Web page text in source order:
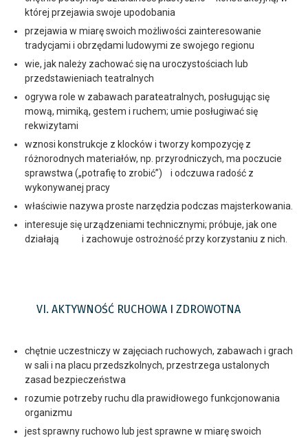
której przejawia swoje upodobania
przejawia w miarę swoich możliwości zainteresowanie
tradycjami i obrzędami ludowymi ze swojego regionu
wie, jak należy zachować się na uroczystościach lub
przedstawieniach teatralnych
ogrywa role w zabawach parateatralnych, posługując się
mową, mimiką, gestem i ruchem; umie posługiwać się
rekwizytami
wznosi konstrukcje z klocków i tworzy kompozycję z
różnorodnych materiałów, np. przyrodniczych, ma poczucie
sprawstwa („potrafię to zrobić”) i odczuwa radość z
wykonywanej pracy
właściwie nazywa proste narzędzia podczas majsterkowania.
interesuje się urządzeniami technicznymi; próbuje, jak one
działają i zachowuje ostrożność przy korzystaniu z nich.
VI. AKTYWNOŚĆ RUCHOWA I ZDROWOTNA
chętnie uczestniczy w zajęciach ruchowych, zabawach i grach
w sali i na placu przedszkolnych, przestrzega ustalonych
zasad bezpieczeństwa
rozumie potrzeby ruchu dla prawidłowego funkcjonowania
organizmu
jest sprawny ruchowo lub jest sprawne w miarę swoich